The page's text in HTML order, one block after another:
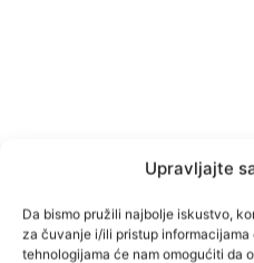
Upravljajte
Da bismo pružili najbolje iskustvo,
za čuvanje i/ili pristup informacijama
tehnologijama će nam omogućiti da